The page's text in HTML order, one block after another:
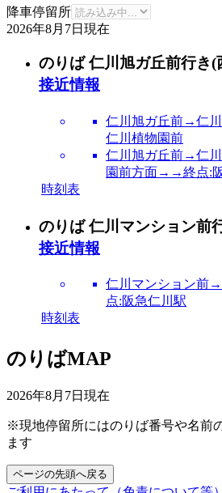
降車停留所
2026年8月7日 現在
のりば 仁川旭ガ丘前行き(
接近情報
仁川旭ガ丘前→仁
仁川植物園前
仁川旭ガ丘前→仁
園前方面→→終点:
時刻表
のりば 仁川マンション前
接近情報
仁川マンション前
点:阪急仁川駅
時刻表
のりばMAP
2026年8月7日 現在
※現地停留所にはのりば番号や名前
ます
ページの先頭へ戻る